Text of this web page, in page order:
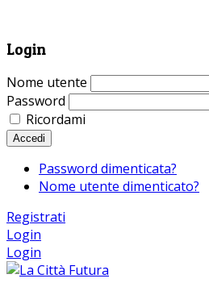
Login
Nome utente
Password
Ricordami
Accedi
Password dimenticata?
Nome utente dimenticato?
Registrati
Login
Login